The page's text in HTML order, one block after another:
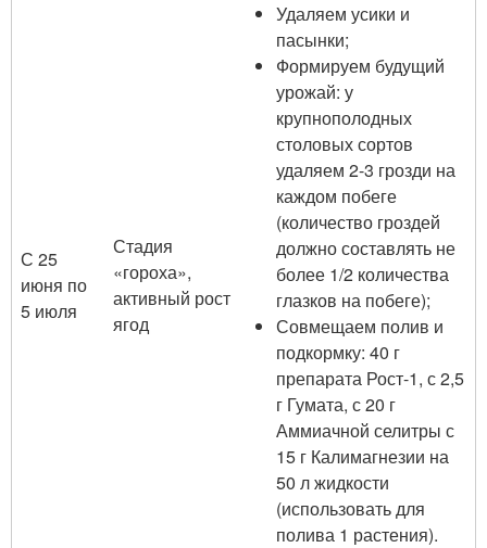
С 25
июня по
5 июля
Стадия
«гороха»,
активный рост
ягод
Удаляем усики и
пасынки;
Формируем будущий
урожай: у
крупнополодных
столовых сортов
удаляем 2-3 грозди на
каждом побеге
(количество гроздей
должно составлять не
более 1/2 количества
глазков на побеге);
Совмещаем полив и
подкормку: 40 г
препарата Рост-1, с 2,5
г Гумата, с 20 г
Аммиачной селитры с
15 г Калимагнезии на
50 л жидкости
(использовать для
полива 1 растения).